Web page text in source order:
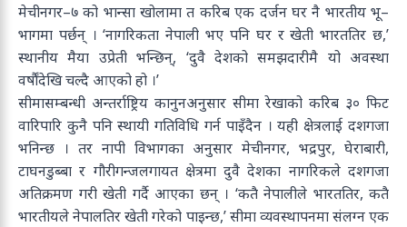
मेचीनगर–७ को भान्सा खोलामा त करिब एक दर्जन घर नै भारतीय भू–
भागमा पर्छन् । ‘नागरिकता नेपाली भए पनि घर र खेती भारततिर छ,’
स्थानीय मैया उप्रेती भन्छिन्, ‘दुवै देशको समझदारीमै यो अवस्था
वर्षौंदेखि चल्दै आएको हो ।’
सीमासम्बन्धी अन्तर्राष्ट्रिय कानुनअनुसार सीमा रेखाको करिब ३० फिट
वारिपारि कुनै पनि स्थायी गतिविधि गर्न पाइँदैन । यही क्षेत्रलाई दशगजा
भनिन्छ । तर नापी विभागका अनुसार मेचीनगर, भद्रपुर, घेराबारी,
टाघनडुब्बा र गौरीगन्जलगायत क्षेत्रमा दुवै देशका नागरिकले दशगजा
अतिक्रमण गरी खेती गर्दै आएका छन् । ‘कतै नेपालीले भारततिर, कतै
भारतीयले नेपालतिर खेती गरेको पाइन्छ,’ सीमा व्यवस्थापनमा संलग्न एक